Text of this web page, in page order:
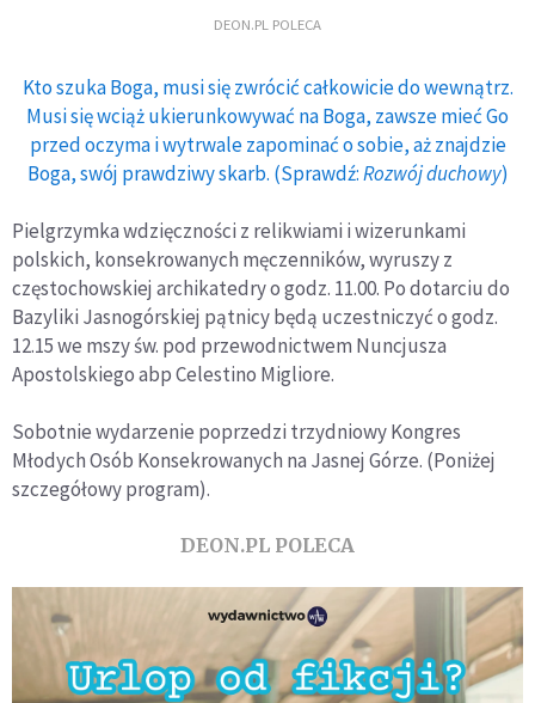
DEON.PL POLECA
Kto szuka Boga, musi się zwrócić całkowicie do wewnątrz.
Musi się wciąż ukierunkowywać na Boga, zawsze mieć Go
przed oczyma i wytrwale zapominać o sobie, aż znajdzie
Boga, swój prawdziwy skarb. (Sprawdź:Rozwój duchowy)
Pielgrzymka wdzięczności z relikwiami i wizerunkami
polskich, konsekrowanych męczenników, wyruszy z
częstochowskiej archikatedry o godz. 11.00. Po dotarciu do
Bazyliki Jasnogórskiej pątnicy będą uczestniczyć o godz.
12.15 we mszy św. pod przewodnictwem Nuncjusza
Apostolskiego abp Celestino Migliore.
Sobotnie wydarzenie poprzedzi trzydniowy Kongres
Młodych Osób Konsekrowanych na Jasnej Górze. (Poniżej
szczegółowy program).
DEON.PL POLECA